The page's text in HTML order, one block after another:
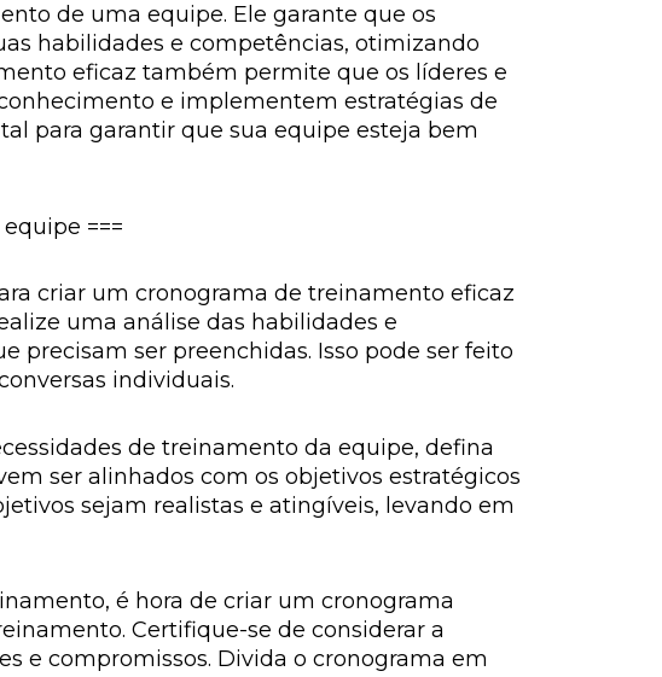
de uma equipe. Ele garante que os
habilidades e competências, otimizando
eficaz também permite que os líderes e
e implementem estratégias de
para garantir que sua equipe esteja bem
===
criar um cronograma de treinamento eficaz
uma análise das habilidades e
precisam ser preenchidas. Isso pode ser feito
individuais.
de treinamento da equipe, defina
ser alinhados com os objetivos estratégicos
sejam realistas e atingíveis, levando em
é hora de criar um cronograma
Certifique-se de considerar a
e compromissos. Divida o cronograma em